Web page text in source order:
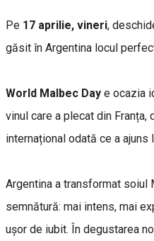
Pe 17 aprilie, vineri,
găsit în Argentina locul
World Malbec Day e ocazia
vinul care a plecat din Franța,
internațional odată ce a ajuns
Argentina a transformat soiul
semnătură: mai intens, mai
ușor de iubit. În degustarea